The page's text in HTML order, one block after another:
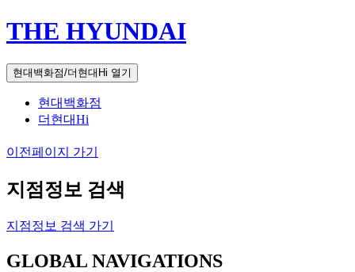
THE HYUNDAI
현대백화점/더현대Hi 열기
현대백화점
더현대Hi
이전페이지 가기
지점정보 검색
지점정보 검색 가기
GLOBAL NAVIGATIONS